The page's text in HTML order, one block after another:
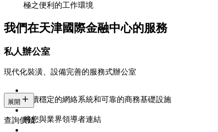
極之便利的工作環境
我們在天津國際金融中心的服務
私人辦公室
現代化裝潢、設備完善的服務式辦公室
持續穩定的網絡系統和可靠的商務基礎設施
將您與業界領導者連結
展開
查詢價錢